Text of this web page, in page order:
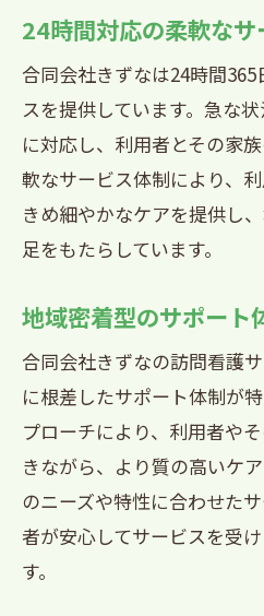
合同会社きずなが提供
のメリット
個別対応のケアプ
高い専門性と技術力
安心の24時間サポ
利用者のニーズに
ス
家族の負担軽減とサ
在宅医療を支える訪問
社きずな
自宅療養を支える
緊急時の迅速な対
リハビリテーショ
薬の管理と服薬指導
24時間対応の柔軟なサ
合同会社きずなは24時間
スを提供しています。急な
に対応し、利用者とその家
軟なサービス体制により、
きめ細やかなケアを提供し
足をもたらしています。
地域密着型のサポート
合同会社きずなの訪問看護
に根差したサポート体制が
プローチにより、利用者や
きながら、より質の高いケ
のニーズや特性に合わせた
者が安心してサービスを受
す。